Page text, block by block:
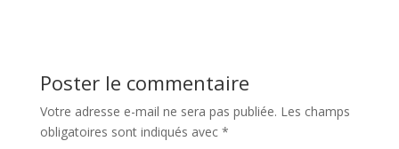
Poster le commentaire
Votre adresse e-mail ne sera pas publiée. Les champs
obligatoires sont indiqués avec *